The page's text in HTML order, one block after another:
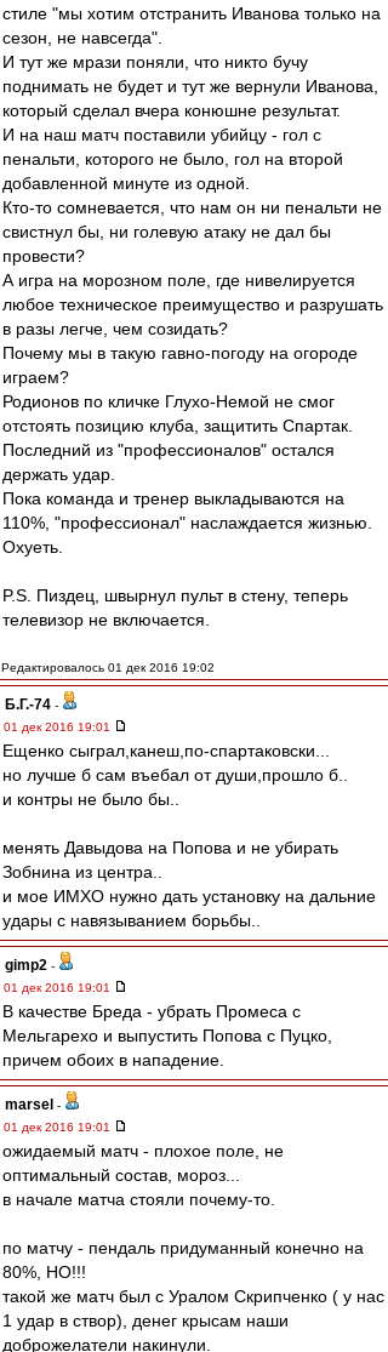
стиле "мы хотим отстранить Иванова только на
сезон, не навсегда".
И тут же мрази поняли, что никто бучу
поднимать не будет и тут же вернули Иванова,
который сделал вчера конюшне результат.
И на наш матч поставили убийцу - гол с
пенальти, которого не было, гол на второй
добавленной минуте из одной.
Кто-то сомневается, что нам он ни пенальти не
свистнул бы, ни голевую атаку не дал бы
провести?
А игра на морозном поле, где нивелируется
любое техническое преимущество и разрушать
в разы легче, чем созидать?
Почему мы в такую гавно-погоду на огороде
играем?
Родионов по кличке Глухо-Немой не смог
отстоять позицию клуба, защитить Спартак.
Последний из "профессионалов" остался
держать удар.
Пока команда и тренер выкладываются на
110%, "профессионал" наслаждается жизнью.
Охуеть.
P.S. Пиздец, швырнул пульт в стену, теперь
телевизор не включается.
Редактировалось 01 дек 2016 19:02
Б.Г.-74 -
01 дек 2016 19:01
Ещенко сыграл,канеш,по-спартаковски...
но лучше б сам въeбaл от души,прошло б..
и контры не было бы..
менять Давыдова на Попова и не убирать
Зобнина из центра..
и мое ИМХО нужно дать установку на дальние
удары с навязыванием борьбы..
gimp2 -
01 дек 2016 19:01
В качестве Бреда - убрать Промеса с
Мельгарехо и выпустить Попова с Пуцко,
причем обоих в нападение.
marsel -
01 дек 2016 19:01
ожидаемый матч - плохое поле, не
оптимальный состав, мороз...
в начале матча стояли почему-то.
по матчу - пендаль придуманный конечно на
80%, НО!!!
такой же матч был с Уралом Скрипченко ( у нас
1 удар в створ), денег крысам наши
доброжелатели накинули.